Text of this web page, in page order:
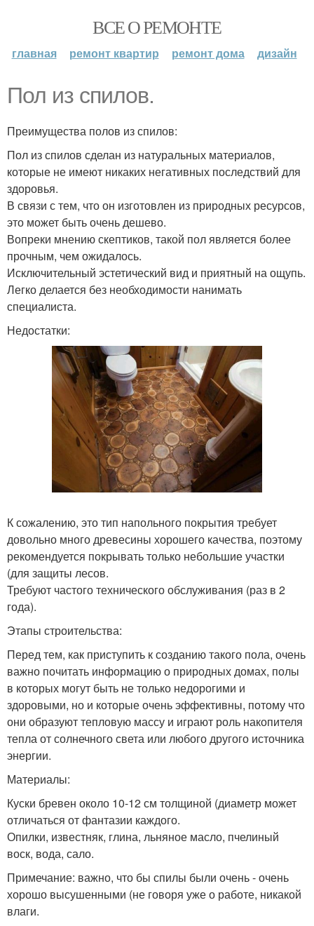
ВСЕ О РЕМОНТЕ
главная ремонт квартир ремонт дома дизайн
Пол из спилов.
Преимущества полов из спилов:
Пол из спилов сделан из натуральных материалов,
которые не имеют никаких негативных последствий для
здоровья.
В связи с тем, что он изготовлен из природных ресурсов,
это может быть очень дешево.
Вопреки мнению скептиков, такой пол является более
прочным, чем ожидалось.
Исключительный эстетический вид и приятный на ощупь.
Легко делается без необходимости нанимать
специалиста.
Недостатки:
К сожалению, это тип напольного покрытия требует
довольно много древесины хорошего качества, поэтому
рекомендуется покрывать только небольшие участки
(для защиты лесов.
Требуют частого технического обслуживания (раз в 2
года).
Этапы строительства:
Перед тем, как приступить к созданию такого пола, очень
важно почитать информацию о природных домах, полы
в которых могут быть не только недорогими и
здоровыми, но и которые очень эффективны, потому что
они образуют тепловую массу и играют роль накопителя
тепла от солнечного света или любого другого источника
энергии.
Материалы:
Куски бревен около 10-12 см толщиной (диаметр может
отличаться от фантазии каждого.
Опилки, известняк, глина, льняное масло, пчелиный
воск, вода, сало.
Примечание: важно, что бы спилы были очень - очень
хорошо высушенными (не говоря уже о работе, никакой
влаги.